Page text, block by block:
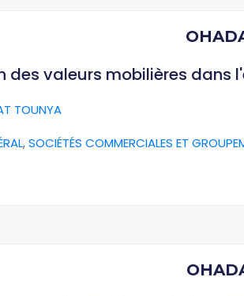
valeurs mobilières dans
TOUNYA
,SOCIÉTÉS COMMERCIALES ET